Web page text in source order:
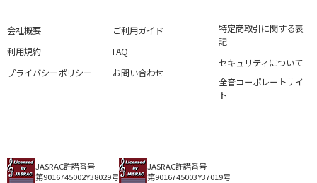
会社概要
利用規約
プライバシーポリシー
ご利用ガイド
FAQ
お問い合わせ
特定商取引に関する表
記
セキュリティについて
全音コーポレートサイ
ト
JASRAC許諾番号
第9016745002Y38029号
JASRAC許諾番号
第9016745003Y37019号